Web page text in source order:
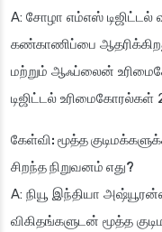
A: சோழா எம்எஸ் டிஜிட்டல்
கண்காணிப்பை
மற்றும் ஆஃப்லைன்
டிஜிட்டல்
கேள்வி: மூத்த
சிறந்த நிறுவனம் எது?
A: நியூ இந்தியா
விகிதங்களுடன் மூத்த